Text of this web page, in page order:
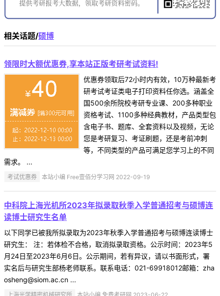
相关话题/硕博
领限时大额优惠券,享本站正版考研考试资料!
优惠券领取后72小时内有效，10万种最新考
研考试考证类电子打印资料任你选。涵盖全
国500余所院校考研专业课、200多种职业
资格考试、1100多种经典教材，产品类型包
含电子书、题库、全套资料以及视频，无论
您是考研复习、考证刷题，还是考前冲刺
等，不同类型的产品可满足您学习上的不同
需求。 ...
考试优惠券 本站小编 Free壹佰分学习网 2022-09-19
中科院上海光机所2023年拟录取秋季入学普通招考与硕博连
读博士研究生名单
以下同学已被我所拟录取为2023年秋季入学普通招考与硕博连读博士
研究生： 注：若体检不合格，取消拟录取资格。公示时间：2023年5
月24日至2023年6月6日。公示期间，若有异议，请以书面形式，署
实名后与研究生部杨老师联系。联系电话：021-69918012邮箱：zha
osheng@siom.ac.cn ...